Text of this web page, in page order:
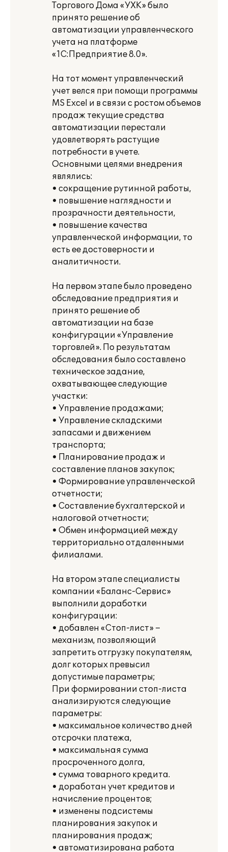
Торгового Дома «УХК» было
принято решение об
автоматизации управленческого
учета на платформе
«1С:Предприятие 8.0».
На тот момент управленческий
учет велся при помощи программы
MS Excel и в связи с ростом объемов
продаж текущие средства
автоматизации перестали
удовлетворять растущие
потребности в учете.
Основными целями внедрения
являлись:
• сокращение рутинной работы,
• повышение наглядности и
прозрачности деятельности,
• повышение качества
управленческой информации, то
есть ее достоверности и
аналитичности.
На первом этапе было проведено
обследование предприятия и
принято решение об
автоматизации на базе
конфигурации «Управление
торговлей». По результатам
обследования было составлено
техническое задание,
охватывающее следующие
участки:
• Управление продажами;
• Управление складскими
запасами и движением
транспорта;
• Планирование продаж и
составление планов закупок;
• Формирование управленческой
отчетности;
• Составление бухгалтерской и
налоговой отчетности;
• Обмен информацией между
территориально отдаленными
филиалами.
На втором этапе специалисты
компании «Баланс-Сервис»
выполнили доработки
конфигурации:
• добавлен «Стоп-лист» –
механизм, позволяющий
запретить отгрузку покупателям,
долг которых превысил
допустимые параметры;
При формировании стоп-листа
анализируются следующие
параметры:
• максимальное количество дней
отсрочки платежа,
• максимальная сумма
просроченного долга,
• сумма товарного кредита.
• доработан учет кредитов и
начисление процентов;
• изменены подсистемы
планирования закупок и
планирования продаж;
• автоматизирована работа